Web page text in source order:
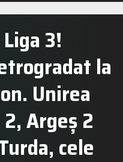
3!
la
Unirea
Argeș 2
cele